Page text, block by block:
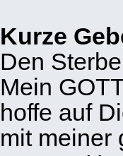
Kurze
Den
Mein
hoffe auf
mit meiner